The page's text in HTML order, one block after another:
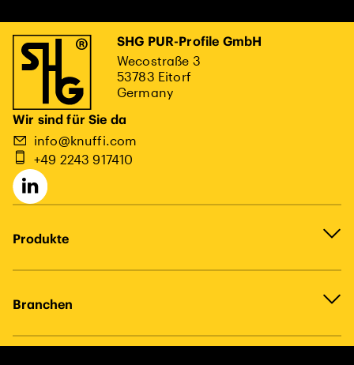
SHG PUR-Profile GmbH
Wecostraße 3
53783 Eitorf
Germany
Wir sind für Sie da
info@knuffi.com
+49 2243 917410
Produkte
Branchen